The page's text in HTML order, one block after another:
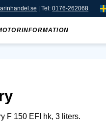
| Tel:0176-262068
F 150 EFI hk, 3 liters.